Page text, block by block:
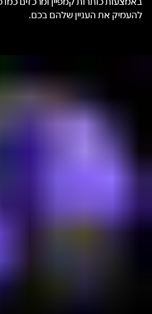
להעמיק את העניין שלהם בכם.